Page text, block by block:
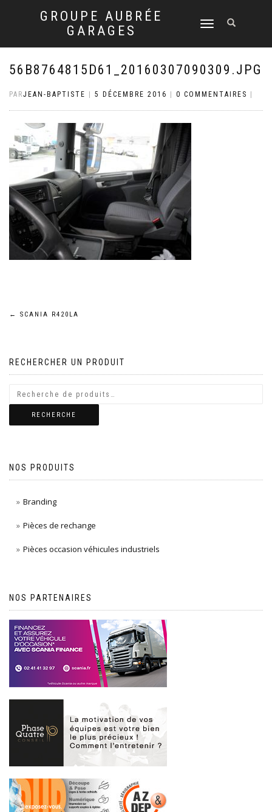
GROUPE AUBRÉE
GARAGES
DÉPLIER
NAVIGATION
56B8764815D61_20160307090309.JPG
PARJEAN-BAPTISTE 5 DÉCEMBRE 2016 0 COMMENTAIRES
Navigation
l’article
← SCANIA R420LA
RECHERCHER UN PRODUIT
RECHERCHE
NOS PRODUITS
Branding
Pièces de rechange
Pièces occasion véhicules industriels
NOS PARTENAIRES